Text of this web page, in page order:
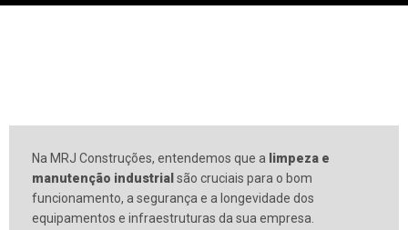
Na MRJ Construções, entendemos que a limpeza e
manutenção industrial são cruciais para o bom
funcionamento, a segurança e a longevidade dos
equipamentos e infraestruturas da sua empresa.